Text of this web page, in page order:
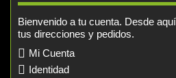
Bienvenido a tu cuenta. Desde
tus direcciones y pedidos.
Mi Cuenta
Identidad